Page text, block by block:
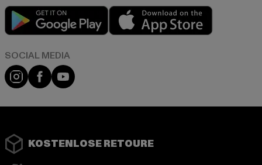
Play market
Instagram
FacebookYouTube
KOSTENLOSE RETOURE